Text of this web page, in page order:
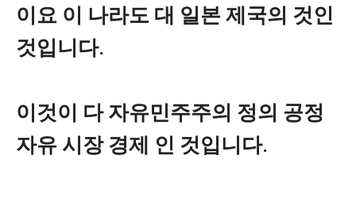
이요 이 나라도 대 일본 제국의 것인
것입니다.
이것이 다 자유민주주의 정의 공정
자유 시장 경제 인 것입니다.